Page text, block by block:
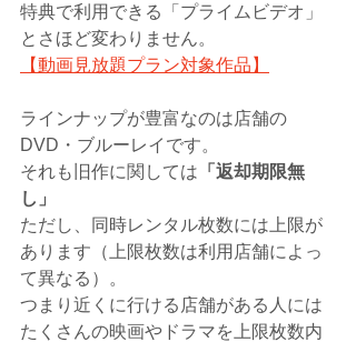
特典で利用できる「プライムビデオ」
とさほど変わりません。
【動画見放題プラン対象作品】
ラインナップが豊富なのは店舗の
DVD・ブルーレイです。
それも旧作に関しては 「返却期限無
し」
ただし、同時レンタル枚数には上限が
あります（上限枚数は利用店舗によっ
て異なる）。
つまり近くに行ける店舗がある人には
たくさんの映画やドラマを上限枚数内